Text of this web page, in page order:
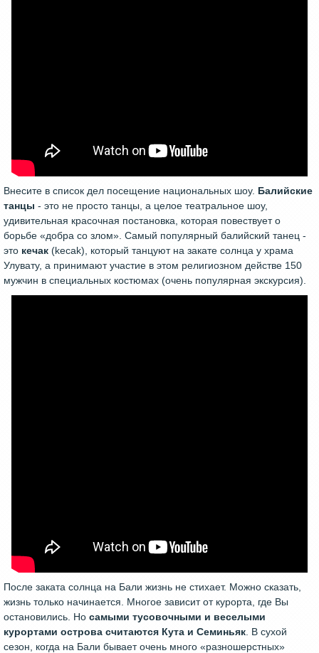
Внесите в список дел посещение национальных шоу. Балийские
танцы - это не просто танцы, а целое театральное шоу,
удивительная красочная постановка, которая повествует о
борьбе «добра со злом». Самый популярный балийский танец -
это кечак (kecak), который танцуют на закате солнца у храма
Улувату, а принимают участие в этом религиозном действе 150
мужчин в специальных костюмах (очень популярная экскурсия).
После заката солнца на Бали жизнь не стихает. Можно сказать,
жизнь только начинается. Многое зависит от курорта, где Вы
остановились. Но самыми тусовочными и веселыми
курортами острова считаются Кута и Семиньяк . В сухой
сезон, когда на Бали бывает очень много «разношерстных»